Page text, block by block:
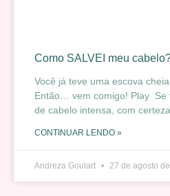
Como SALVEI meu
Você já teve uma escova
Então… vem comigo! Play Se
de cabelo intensa, com
CONTINUAR LENDO »
Andreza Goulart 27 de agosto